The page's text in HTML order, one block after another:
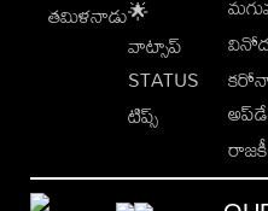
తమిళనాడు🌟
వాట్సాప్
STATUS
టిప్స్